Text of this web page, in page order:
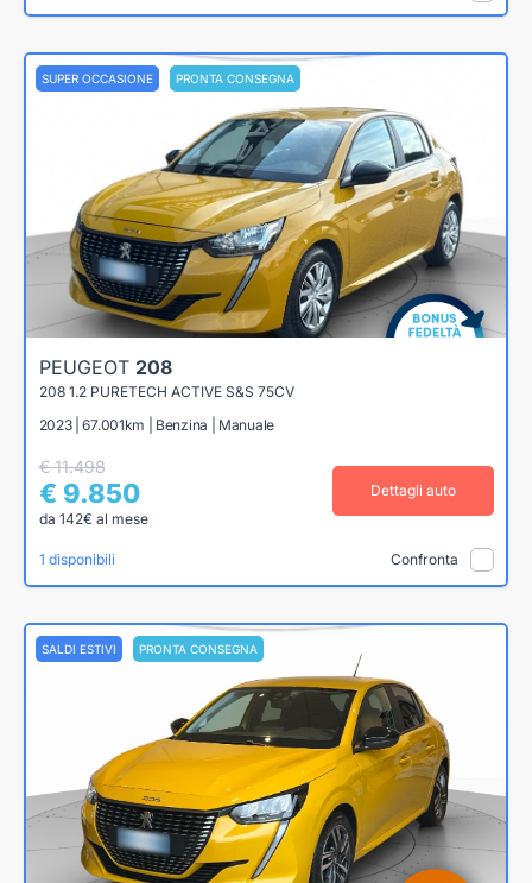
SUPER OCCASIONE PRONTA CONSEGNA
PEUGEOT 208
208 1.2 PURETECH ACTIVE S&S 75CV
2023 | 67.001km | Benzina | Manuale
€ 11.498
€ 9.850
da 142€ al mese
Dettagli auto
1 disponibili Confronta
SALDI ESTIVI PRONTA CONSEGNA